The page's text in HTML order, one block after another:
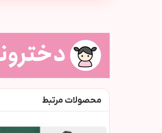
محصولات مرتبط